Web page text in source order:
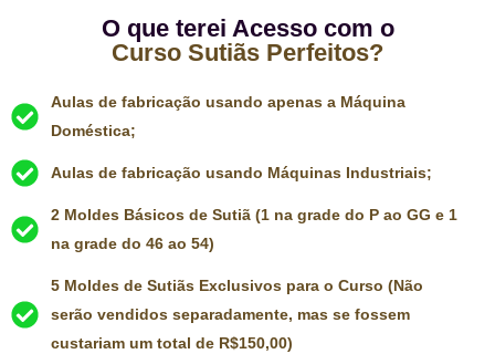
O que terei Acesso com o
Curso Sutiãs Perfeitos?
Aulas de fabricação usando apenas a Máquina
Doméstica;
Aulas de fabricação usando Máquinas Industriais;
2 Moldes Básicos de Sutiã (1 na grade do P ao GG e 1
na grade do 46 ao 54)
5 Moldes de Sutiãs Exclusivos para o Curso (Não
serão vendidos separadamente, mas se fossem
custariam um total de R$150,00)